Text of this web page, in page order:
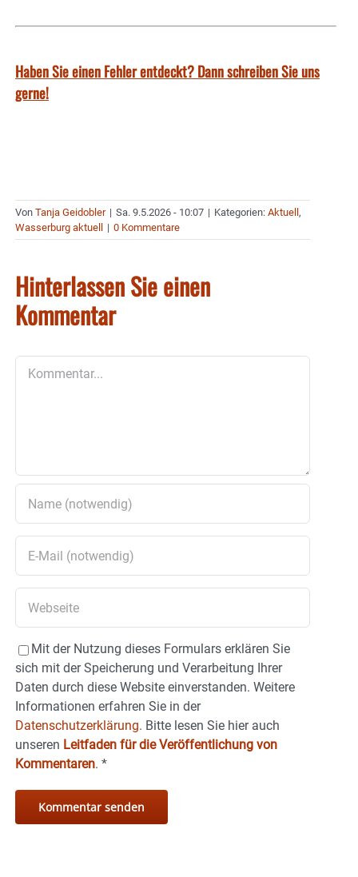
Haben Sie einen Fehler entdeckt? Dann schreiben Sie uns
gerne!
Von Tanja Geidobler | Sa. 9.5.2026 - 10:07 | Kategorien: Aktuell ,
Wasserburg aktuell
| 0 Kommentare
Hinterlassen Sie einen
Kommentar
Mit der Nutzung dieses Formulars erklären Sie
sich mit der Speicherung und Verarbeitung Ihrer
Daten durch diese Website einverstanden. Weitere
Informationen erfahren Sie in der
Datenschutzerklärung. Bitte lesen Sie hier auch
unseren Leitfaden für die Veröffentlichung von
Kommentaren. *